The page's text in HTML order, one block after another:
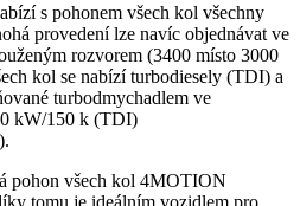
s pohonem všech kol všechny
provedení lze navíc objednávat ve
rozvorem (3400 místo 3000
kol se nabízí turbodiesely (TDI) a
turbodmychadlem ve
kW/150 k (TDI)
pohon všech kol 4MOTION
tomu je ideálním vozidlem pro